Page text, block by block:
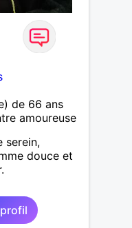
de 66 ans
amoureuse
serein,
douce et